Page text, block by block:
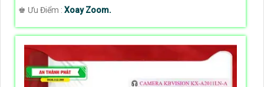
️♚ Ưu Điểm : Xoay Zoom.